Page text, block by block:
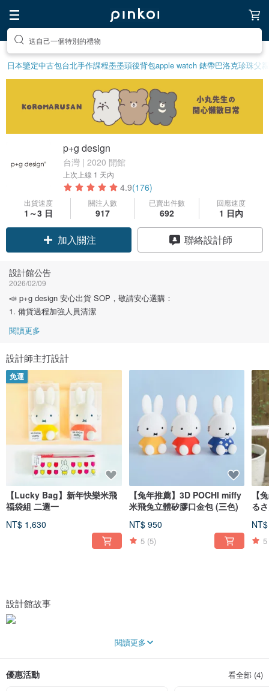
前往打造療癒的放鬆生活
日本鑒定中古包台北手作課程墨墨頭後背包apple watch 錶帶巴洛克珍珠父
p+g design
台灣 | 2020 開館
上次上線 1 天內
4.9(176)
出貨速度
1～3 日
關注人數
917
已賣出件數
692
回應速度
1 日內
領優惠券
聯絡設計師
設計館公告
2026/02/09
📣 p+g design 安心出貨 SOP，敬請安心選購：
1. 備貨過程加強人員清潔
閱讀更多
設計師主打設計
免運
【Lucky Bag】新年快樂米飛
福袋組 二選一
NT$ 1,630
【兔年推薦】3D POCHI miffy
米飛兔立體矽膠口金包 (三色)
NT$ 950
5 (5)
【
る
5
設計館故事
2008 年由公司的設計師 Ikuyo Ejiri
設計出叫「POCHI」—帶有扣環的矽膠製圓形袋 的零錢包
現代化的革命性產品。
閱讀更多
優惠活動 看全部 (4)